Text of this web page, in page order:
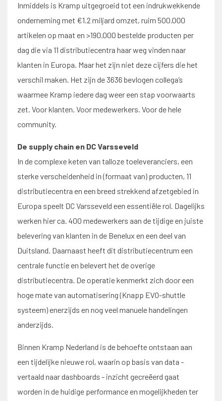
Inmiddels is Kramp uitgegroeid tot een indrukwekkende
onderneming met €1.2 miljard omzet, ruim 500.000
artikelen op maat en >190.000 bestelde producten per
dag die via 11 distributiecentra haar weg vinden naar
klanten in Europa. Maar het zijn niet deze cijfers die het
verschil maken. Het zijn de 3636 bevlogen collega’s
waarmee Kramp iedere dag weer een stap voorwaarts
zet. Voor klanten. Voor medewerkers. Voor de hele
community.
De supply chain en DC Varsseveld
In de complexe keten van talloze toeleveranciers, een
sterke verscheidenheid in (formaat van) producten, 11
distributiecentra en een breed strekkend afzetgebied in
Europa speelt DC Varsseveld een essentiële rol. Dagelijks
werken hier ca. 400 medewerkers aan de tijdige en juiste
belevering van klanten in de Benelux en een deel van
Duitsland. Daarnaast heeft dit distributiecentrum een
centrale functie en belevert het de overige
distributiecentra. De operatie kenmerkt zich door een
hoge mate van automatisering (Knapp EVO-shuttle
systeem) enerzijds en nog veel manuele handelingen
anderzijds.
Binnen Kramp Nederland is de behoefte ontstaan aan
een tijdelijke nieuwe rol, waarin op basis van data -
vertaald naar dashboards - inzicht gecreëerd gaat
worden in de huidige performance en mogelijkheden ter